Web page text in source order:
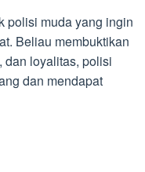
polisi muda yang ingin
Beliau membuktikan
dan loyalitas, polisi
dan mendapat